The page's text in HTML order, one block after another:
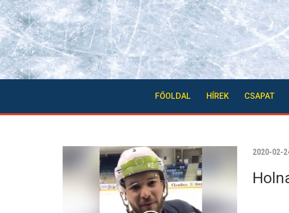
FŐOLDAL HÍREK CSAPAT
2020-02-